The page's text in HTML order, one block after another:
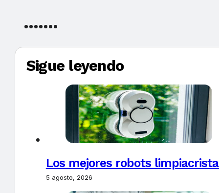
Sigue leyendo
Los mejores robots
5 agosto, 2026